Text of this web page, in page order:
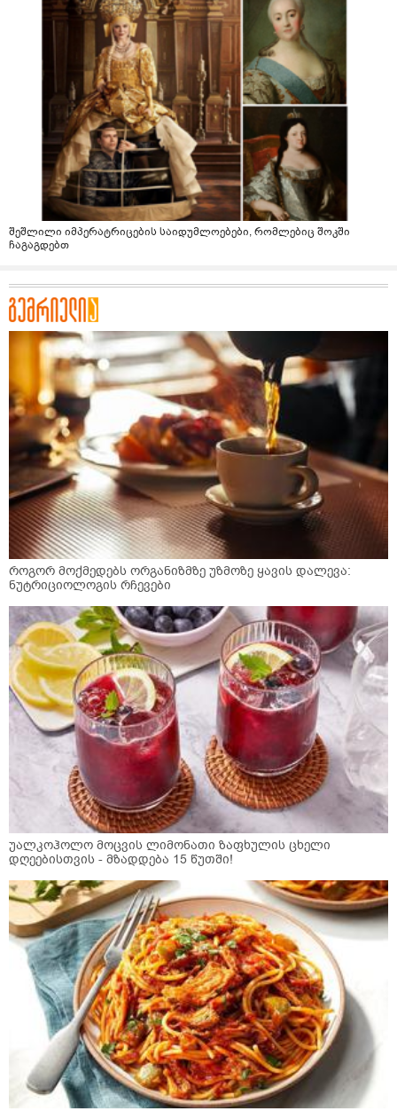
შეშლილი იმპერატრიცების საიდუმლოებები, რომლებიც შოკში
ჩაგაგდებთ
როგორ მოქმედებს ორგანიზმზე უზმოზე ყავის დალევა:
ნუტრიციოლოგის რჩევები
უალკოჰოლო მოცვის ლიმონათი ზაფხულის ცხელი
დღეებისთვის - მზადდება 15 წუთში!